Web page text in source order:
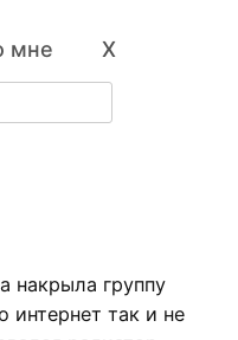
мне X
накрыла группу
интернет так и не